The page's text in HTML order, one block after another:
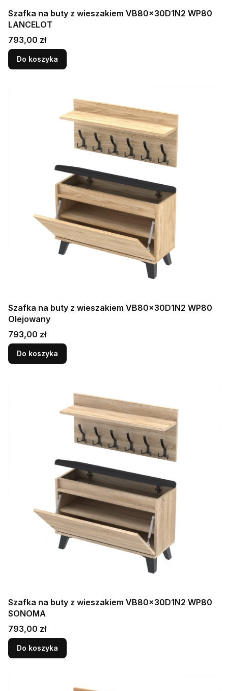
Szafka na buty z wieszakiem VB80x30D1N2 WP80
LANCELOT
Cena
793,00 zł
Do koszyka
Szafka na buty z wieszakiem VB80x30D1N2 WP80
Olejowany
Cena
793,00 zł
Do koszyka
Szafka na buty z wieszakiem VB80x30D1N2 WP80
SONOMA
Cena
793,00 zł
Do koszyka